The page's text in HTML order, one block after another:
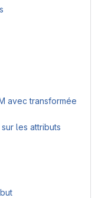
avec transformée
les attributs